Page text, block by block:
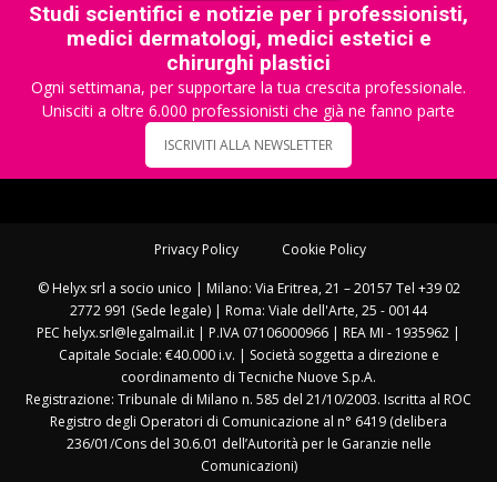
Studi scientifici e notizie per i professionisti,
medici dermatologi, medici estetici e
chirurghi plastici
Ogni settimana, per supportare la tua crescita professionale.
Unisciti a oltre 6.000 professionisti che già ne fanno parte
ISCRIVITI ALLA NEWSLETTER
Privacy Policy Cookie Policy
© Helyx srl a socio unico | Milano: Via Eritrea, 21 – 20157 Tel +39 02
2772 991 (Sede legale) | Roma: Viale dell'Arte, 25 - 00144
PEC helyx.srl@legalmail.it | P.IVA 07106000966 | REA MI - 1935962 |
Capitale Sociale: €40.000 i.v. | Società soggetta a direzione e
coordinamento di Tecniche Nuove S.p.A.
Registrazione: Tribunale di Milano n. 585 del 21/10/2003. Iscritta al ROC
Registro degli Operatori di Comunicazione al n° 6419 (delibera
236/01/Cons del 30.6.01 dell’Autorità per le Garanzie nelle
Comunicazioni)